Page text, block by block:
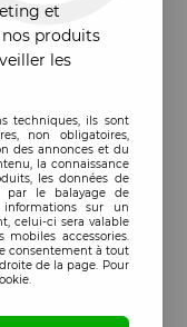
et
produits
les
techniques, ils sont
non obligatoires,
des annonces et du
la connaissance
les données de
par le balayage de
sur un
celui-ci sera valable
mobiles accessories.
consentement à tout
de la page. Pour